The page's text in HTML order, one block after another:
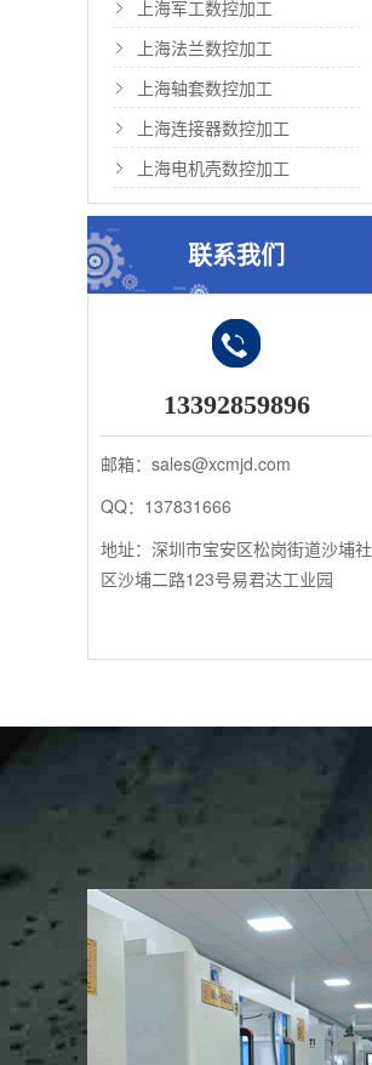
上海军工数控加工
上海法兰数控加工
上海轴套数控加工
上海连接器数控加工
上海电机壳数控加工
联系我们
13392859896
邮箱：sales@xcmjd.com
QQ：137831666
地址：深圳市宝安区松岗街道沙埔社
区沙埔二路123号易君达工业园